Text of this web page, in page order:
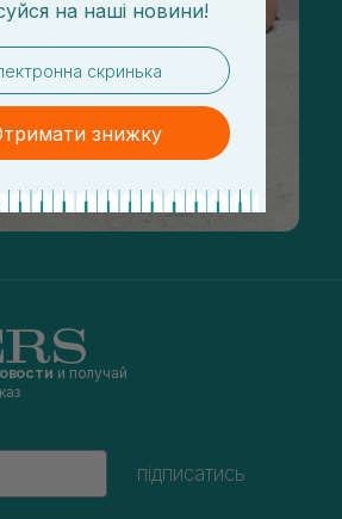
и получай
підписатись
на наші новини!
знижку